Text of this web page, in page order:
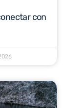
con